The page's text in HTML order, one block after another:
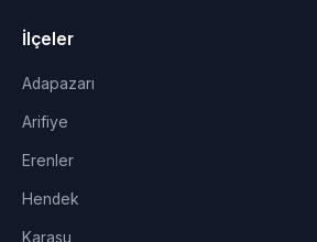
İlçeler
Adapazarı
Arifiye
Erenler
Hendek
Karasu